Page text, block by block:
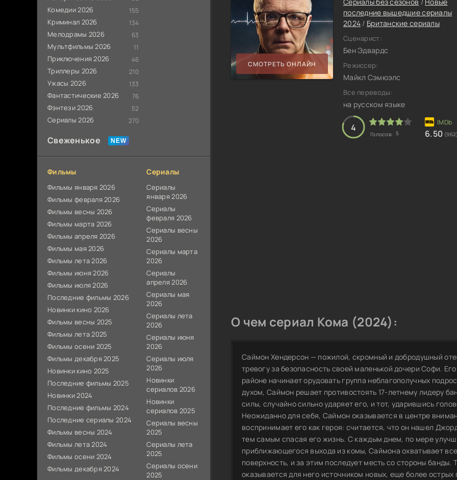
Комедии 2026 155
Криминал 2026 134
Мелодрамы 2026 63
Мультфильмы 2026 11
Приключения 2026 46
Триллеры 2026 210
Ужасы 2026 133
Фантастические 2026 76
Фэнтези 2026 52
Сериалы 2026 270
Свеженькое
Фильмы
Фильмы января 2026
Фильмы февраля 2026
Фильмы весны 2026
Фильмы марта 2026
Фильмы апреля 2026
Фильмы мая 2026
Фильмы лета 2026
Фильмы июня 2026
Фильмы июля 2026
Последние фильмы 2026
Новинки кино 2026
Фильмы весны 2025
Фильмы лета 2025
Фильмы осени 2025
Фильмы декабря 2025
Новинки кино 2025
Последние фильмы 2025
Новинки 2024
Последние фильмы 2024
Последние сериалы 2024
Фильмы весны 2024
Фильмы лета 2024
Фильмы осени 2024
Фильмы декабря 2024
Сериалы
Сериалы
января 2026
Сериалы
февраля 2026
Сериалы весны
2026
Сериалы марта
2026
Сериалы
апреля 2026
Сериалы мая
2026
Сериалы лета
2026
Сериалы июня
2026
Сериалы июля
2026
Новинки
сериалов 2026
Новинки
сериалов 2025
Сериалы весны
2025
Сериалы лета
2025
Сериалы осени
2025
СМОТРЕТЬ ОНЛАЙН
последние вышедшие сериалы
2024 / Британские сериалы
Сценарист:
Бен Эдвардс
Режиссер:
Майкл Сэмюэлс
Все переводы:
на русском языке
4
Голосов: 5 6.50 (962)
О чем сериал Кома (2024):
Саймон Хендерсон — пожилой, скромный и добродушный
тревогу за безопасность своей маленькой дочери Софи.
районе начинает орудовать группа неблагополучных
духом, Саймон решает противостоять 17-летнему лидеру
силы, случайно сильно ударяет его, и тот, ударившись
Неожиданно для себя, Саймон оказывается в центре
воспринимает его как героя: считается, что он нашел
тем самым спасая его жизнь. С каждым днем, по мере
приближающегося выхода из комы, Саймона охватывает
поверхность, и за этим последует месть со стороны
оказывается для него источником новых, еще более